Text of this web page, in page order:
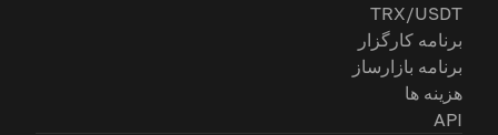
TRX/USDT
برنامه کارگزار
برنامه بازارساز
هزینه ها
API